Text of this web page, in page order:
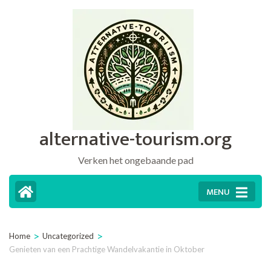
alternative-tourism.org
Verken het ongebaande pad
MENU
Home > Uncategorized >
Genieten van een Prachtige Wandelvakantie in Oktober